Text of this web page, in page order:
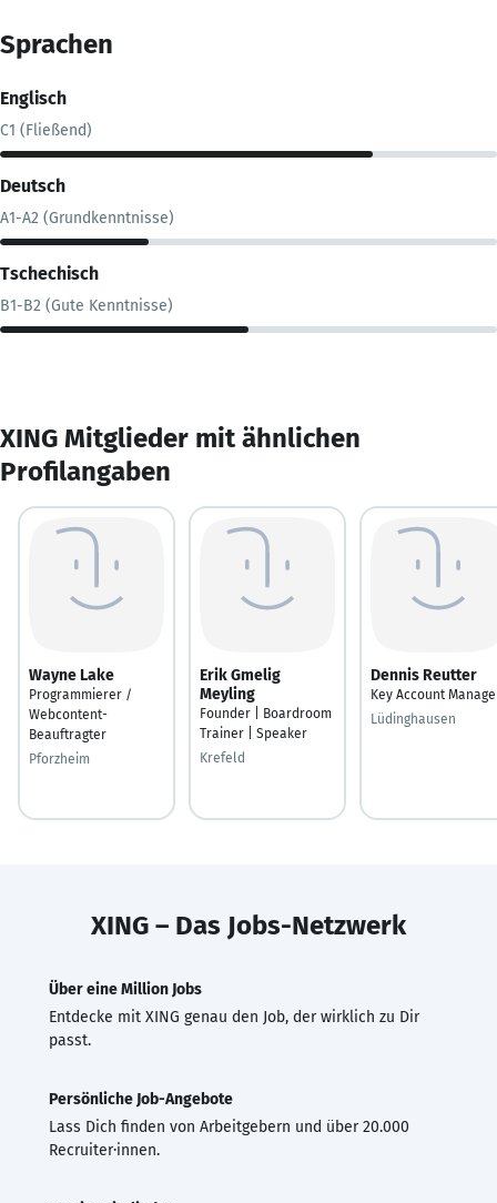
Sprachen
Englisch
C1 (Fließend)
Deutsch
A1-A2 (Grundkenntnisse)
Tschechisch
B1-B2 (Gute Kenntnisse)
XING Mitglieder mit ähnlichen
Profilangaben
Wayne Lake
Programmierer /
Webcontent-
Beauftragter
Pforzheim
Erik Gmelig
Meyling
Founder | Boardroom
Trainer | Speaker
Krefeld
Dennis Reutter
Key Account
Lüdinghausen
XING – Das Jobs-Netzwerk
Über eine Million Jobs
Entdecke mit XING genau den Job, der wirklich zu Dir
passt.
Persönliche Job-Angebote
Lass Dich finden von Arbeitgebern und über 20.000
Recruiter·innen.